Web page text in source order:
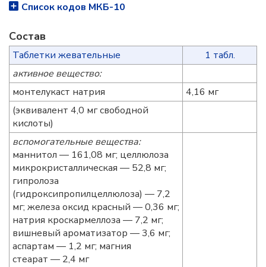
Список кодов МКБ-10
Состав
Таблетки жевательные
1 табл.
активное вещество:
монтелукаст натрия
4,16 мг
(эквивалент 4,0 мг свободной
кислоты)
вспомогательные вещества:
маннитол — 161,08 мг; целлюлоза
микрокристаллическая — 52,8 мг;
гипролоза
(гидроксипропилцеллюлоза) — 7,2
мг; железа оксид красный — 0,36 мг;
натрия кроскармеллоза — 7,2 мг;
вишневый ароматизатор — 3,6 мг;
аспартам — 1,2 мг; магния
стеарат — 2,4 мг